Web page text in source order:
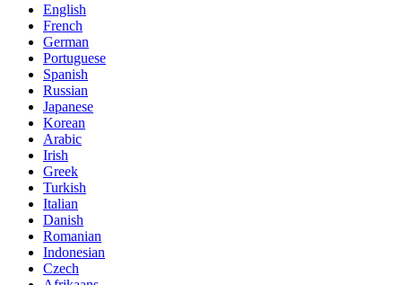
English
French
German
Portuguese
Spanish
Russian
Japanese
Korean
Arabic
Irish
Greek
Turkish
Italian
Danish
Romanian
Indonesian
Czech